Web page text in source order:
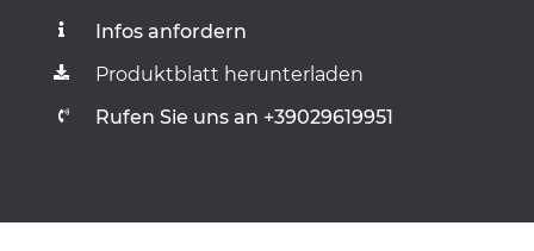
Infos anfordern
Produktblatt herunterladen
Rufen Sie uns an +39029619951